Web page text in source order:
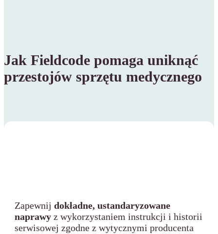
Jak Fieldcode pomaga uniknąć
przestojów sprzętu medycznego
Zapewnij dokładne, ustandaryzowane
naprawy z wykorzystaniem instrukcji i historii
serwisowej zgodne z wytycznymi producenta